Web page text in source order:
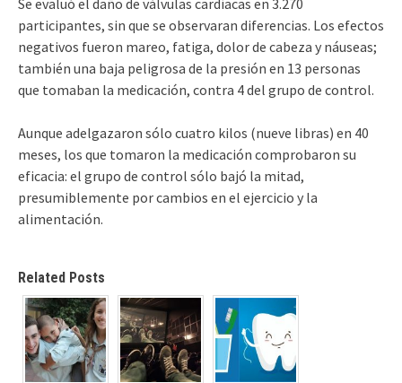
participantes, sin que se observaran diferencias. Los efectos
negativos fueron mareo, fatiga, dolor de cabeza y náuseas;
también una baja peligrosa de la presión en 13 personas
que tomaban la medicación, contra 4 del grupo de control.
Aunque adelgazaron sólo cuatro kilos (nueve libras) en 40
meses, los que tomaron la medicación comprobaron su
eficacia: el grupo de control sólo bajó la mitad,
presumiblemente por cambios en el ejercicio y la
alimentación.
Related Posts